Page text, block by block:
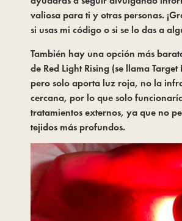
valiosa para ti y otras personas.
si usas mi código o si se lo das a
También hay una opción más
de Red Light Rising (se llama
pero solo aporta luz roja, no la
cercana, por lo que solo
tratamientos externos, ya que no
tejidos más profundos.